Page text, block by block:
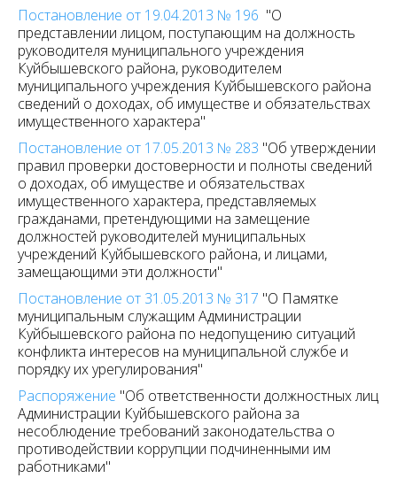
Постановление от 19.04.2013 № 196 "О
представлении лицом, поступающим на должность
руководителя муниципального учреждения
Куйбышевского района, руководителем
муниципального учреждения Куйбышевского района
сведений о доходах, об имуществе и обязательствах
имущественного характера"
Постановление от 17.05.2013 № 283 "Об утверждении
правил проверки достоверности и полноты сведений
о доходах, об имуществе и обязательствах
имущественного характера, представляемых
гражданами, претендующими на замещение
должностей руководителей муниципальных
учреждений Куйбышевского района, и лицами,
замещающими эти должности"
Постановление от 31.05.2013 № 317 "О Памятке
муниципальным служащим Администрации
Куйбышевского района по недопущению ситуаций
конфликта интересов на муниципальной службе и
порядку их урегулирования"
Распоряжение "Об ответственности должностных лиц
Администрации Куйбышевского района за
несоблюдение требований законодательства о
противодействии коррупции подчиненными им
работниками"